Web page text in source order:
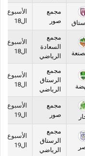
مجمع
صور
الأسبوع
ال18
مجمع
السعادة
الرياضي
الأسبوع
ال18
مجمع
الرستاق
الرياضي
الأسبوع
ال18
مجمع
صور
الأسبوع
ال19
مجمع
الرستاق
الرياضي
الأسبوع
ال19